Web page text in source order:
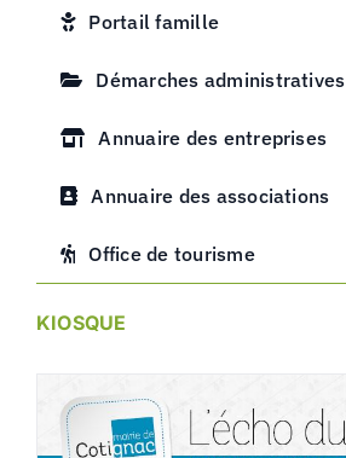
Portail famille
Démarches administratives
Annuaire des entreprises
Annuaire des associations
Office de tourisme
KIOSQUE